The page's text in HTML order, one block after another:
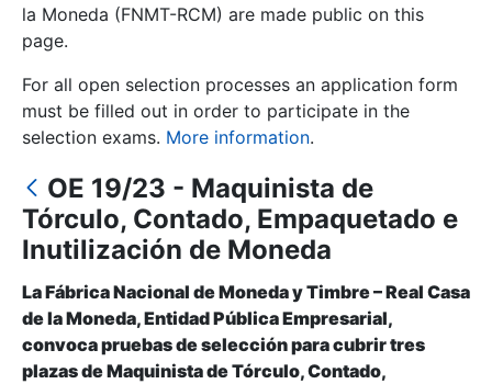
Show/Hide
Show/Hide
Show/Hide
la Moneda (FNMT-RCM) are made public on this
page.
For all open selection processes an application form
must be filled out in order to participate in the
selection exams. More information.
OE 19/23 - Maquinista de
Tórculo, Contado, Empaquetado e
Inutilización de Moneda
La Fábrica Nacional de Moneda y Timbre – Real Casa
de la Moneda, Entidad Pública Empresarial,
convoca pruebas de selección para cubrir tres
plazas de Maquinista de Tórculo, Contado,